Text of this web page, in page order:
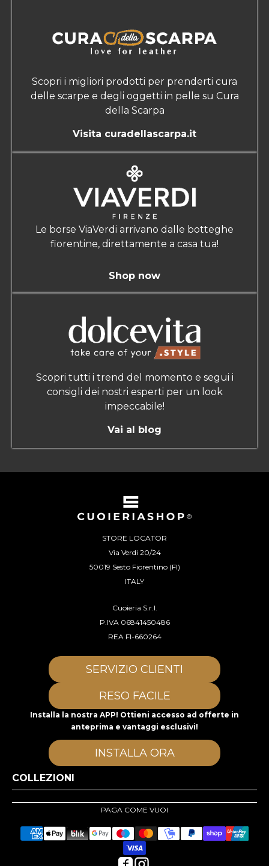
Scopri i migliori prodotti per prenderti cura
delle scarpe e degli oggetti in pelle su Cura
della Scarpa
Visita curadellascarpa.it
Le borse ViaVerdi arrivano dalle botteghe
fiorentine, direttamente a casa tua!
Shop now
Scopri tutti i trend del momento e segui i
consigli dei nostri esperti per un look
impeccabile!
Vai al blog
STORE LOCATOR
Via Verdi 20/24
50019 Sesto Fiorentino (FI)
ITALY
Cuoieria S.r.l.
P.IVA 06841450486
REA FI-660264
SERVIZIO CLIENTI
RESO FACILE
Installa la nostra APP! Ottieni accesso ad offerte in
anteprima e vantaggi esclusivi!
INSTALLA ORA
COLLEZIONI
PAGA COME VUOI